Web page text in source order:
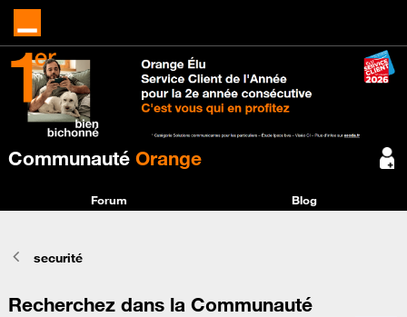
Communauté Orange
Forum Blog
securité
Recherchez dans la Communauté